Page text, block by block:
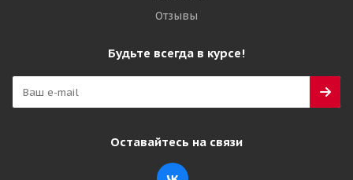
Отзывы
Будьте всегда в курсе!
Оставайтесь на связи